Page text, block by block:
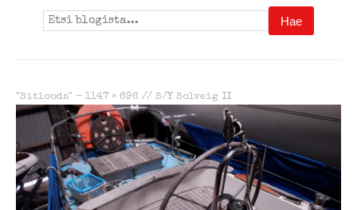
Search
for:
"Sitlooda" - 1147 × 696 // S/Y Solveig II